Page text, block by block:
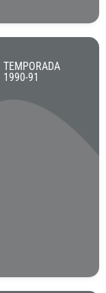
TEMPORADA
1990-91